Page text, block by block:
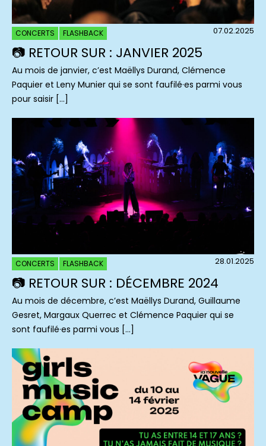
CONCERTS FLASHBACK 07.02.2025
📷 RETOUR SUR : JANVIER 2025
Au mois de janvier, c’est Maëllys Durand, Clémence
Paquier et Leny Munier qui se sont faufilé·es parmi vous
pour saisir […]
CONCERTS FLASHBACK 28.01.2025
📷 RETOUR SUR : DÉCEMBRE 2024
Au mois de décembre, c’est Maëllys Durand, Guillaume
Gesret, Margaux Querrec et Clémence Paquier qui se
sont faufilé·es parmi vous […]